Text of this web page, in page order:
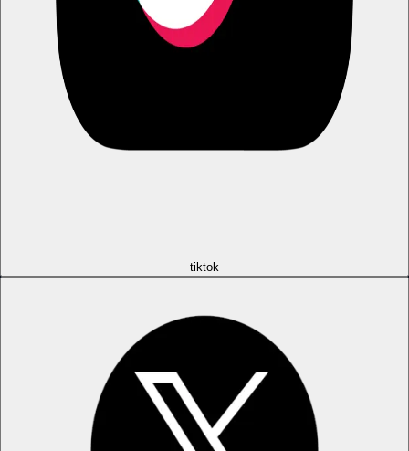
tiktok